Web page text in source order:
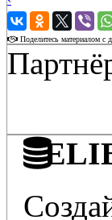
›
Поделитесь материалом с